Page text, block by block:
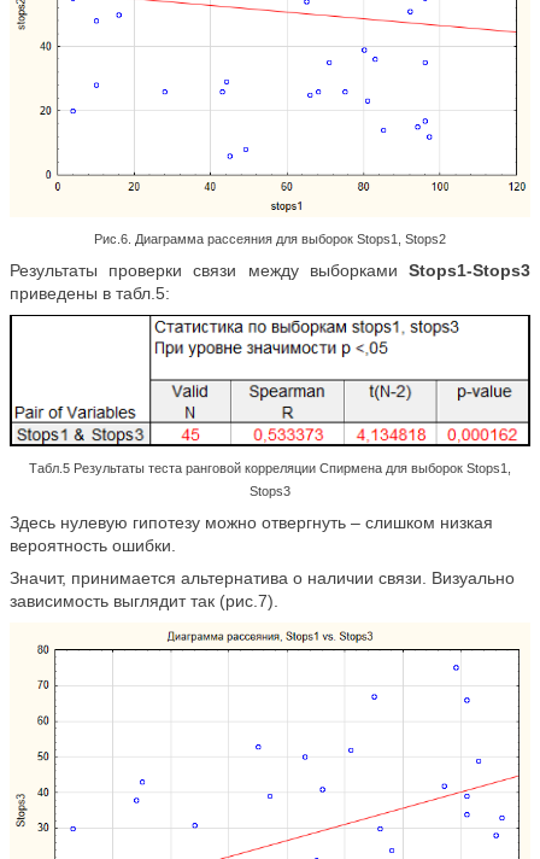
Рис.6. Диаграмма рассеяния для выборок Stops1, Stops2
Результаты проверки связи между выборками Stops1-Stops3
приведены в табл.5:
Табл.5 Результаты теста ранговой корреляции Спирмена для выборок Stops1,
Stops3
Здесь нулевую гипотезу можно отвергнуть – слишком низкая
вероятность ошибки.
Значит, принимается альтернатива о наличии связи. Визуально
зависимость выглядит так (рис.7).